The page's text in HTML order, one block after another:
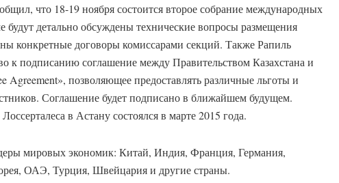
что 18-19 ноября состоится второе собрание международных
детально обсуждены технические вопросы размещения
конкретные договоры комиссарами секций. Также Рапиль
к подписанию соглашение между Правительством Казахстана и
позволяющее предоставлять различные льготы и
Соглашение будет подписано в ближайшем будущем.
в Астану состоялся в марте 2015 года.
мировых экономик: Китай, Индия, Франция, Германия,
ОАЭ, Турция, Швейцария и другие страны.